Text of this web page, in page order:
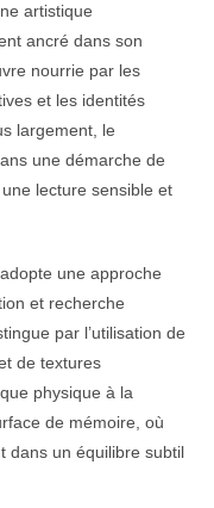
artistique
ancré dans son
nourrie par les
et les identités
largement, le
une démarche de
lecture sensible et
une approche
et recherche
par l’utilisation de
de textures
physique à la
de mémoire, où
dans un équilibre subtil